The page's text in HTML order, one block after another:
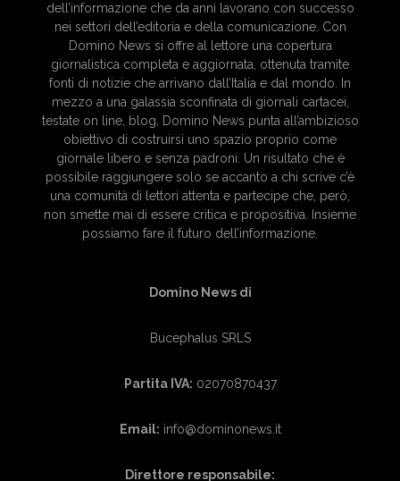
dell’informazione che da anni lavorano con successo
nei settori dell’editoria e della comunicazione. Con
Domino News si offre al lettore una copertura
giornalistica completa e aggiornata, ottenuta tramite
fonti di notizie che arrivano dall’Italia e dal mondo. In
mezzo a una galassia sconfinata di giornali cartacei,
testate on line, blog, Domino News punta all’ambizioso
obiettivo di costruirsi uno spazio proprio come
giornale libero e senza padroni. Un risultato che è
possibile raggiungere solo se accanto a chi scrive c’è
una comunità di lettori attenta e partecipe che, però,
non smette mai di essere critica e propositiva. Insieme
possiamo fare il futuro dell’informazione.
Domino News di
Bucephalus SRLS
Partita IVA: 02070870437
Email: info@dominonews.it
Direttore responsabile: